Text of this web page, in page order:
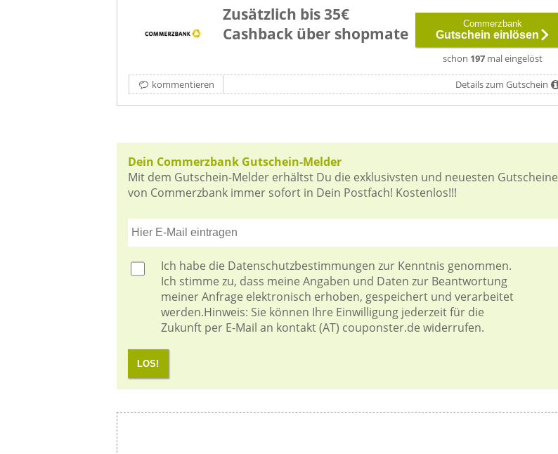
Zusätzlich bis 35€
Cashback über shopmate
Commerzbank
Gutschein einlösen
schon 197 mal eingelöst
kommentieren Details zum Gutschein
Dein Commerzbank Gutschein-Melder
Mit dem Gutschein-Melder erhältst Du die exklusivsten und neuesten Gutscheine
von Commerzbank immer sofort in Dein Postfach! Kostenlos!!!
Ich habe die Datenschutzbestimmungen zur Kenntnis genommen.
Ich stimme zu, dass meine Angaben und Daten zur Beantwortung
meiner Anfrage elektronisch erhoben, gespeichert und verarbeitet
werden.Hinweis: Sie können Ihre Einwilligung jederzeit für die
Zukunft per E-Mail an kontakt (AT) couponster.de widerrufen.
LOS!